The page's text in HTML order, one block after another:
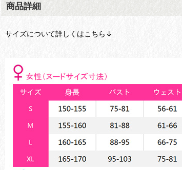
商品詳細
サイズについて詳しくはこちら↓